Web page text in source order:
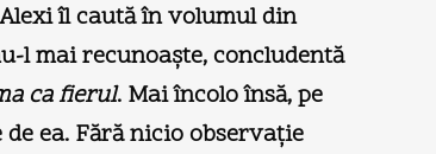
îl caută în volumul din
l mai recunoaşte, concludentă
ca fierul. Mai încolo însă, pe
ea. Fără nicio observaţie